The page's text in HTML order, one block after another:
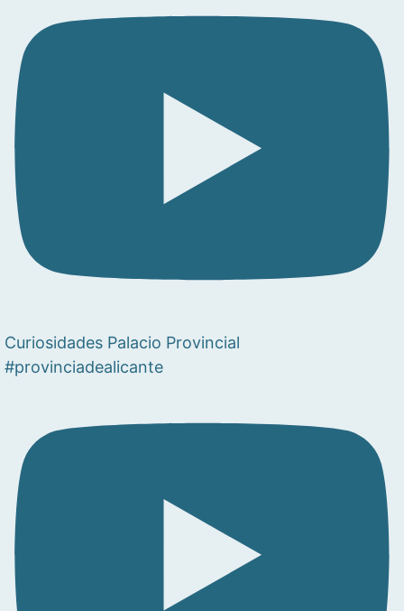
Curiosidades Palacio Provincial
#provinciadealicante